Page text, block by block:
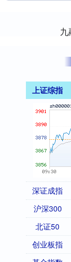
上证综指
深证成指
沪深300
北证50
创业板指